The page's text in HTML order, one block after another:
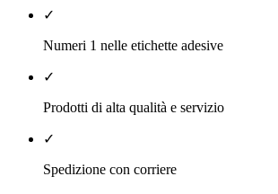
✓
Numeri 1 nelle etichette adesive
✓
Prodotti di alta qualità e servizio
✓
Spedizione con corriere